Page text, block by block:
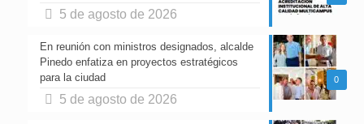
5 de agosto de 2026
0
En reunión con ministros designados, alcalde
Pinedo enfatiza en proyectos estratégicos
para la ciudad
5 de agosto de 2026